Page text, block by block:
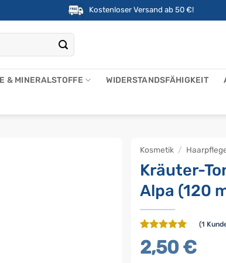
Kostenloser Versand ab 50 €!
& MINERALSTOFFE WIDERSTANDSFÄHIGKEIT
Kosmetik /
Kräuter-
Alpa (120
Bewertet
mit 5von
5, basierend
(1
2,50 €